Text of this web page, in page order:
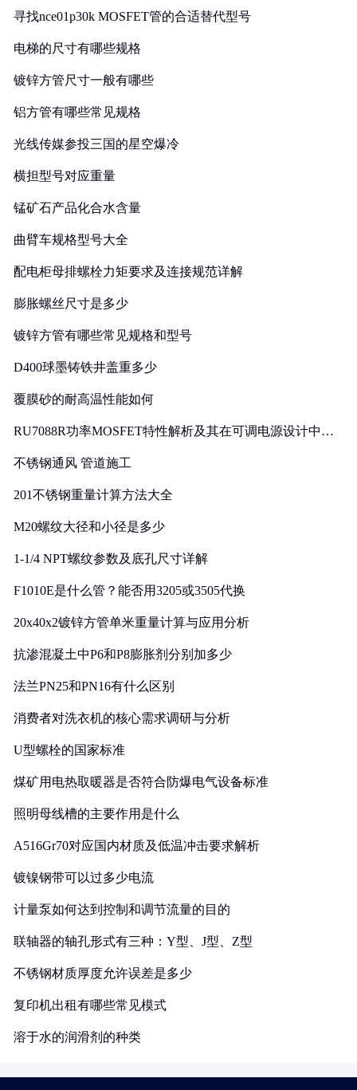
寻找nce01p30k MOSFET管的合适替代型号
电梯的尺寸有哪些规格
镀锌方管尺寸一般有哪些
铝方管有哪些常见规格
光线传媒参投三国的星空爆冷
横担型号对应重量
锰矿石产品化合水含量
曲臂车规格型号大全
配电柜母排螺栓力矩要求及连接规范详解
膨胀螺丝尺寸是多少
镀锌方管有哪些常见规格和型号
D400球墨铸铁井盖重多少
覆膜砂的耐高温性能如何
RU7088R功率MOSFET特性解析及其在可调电源设计中的
不锈钢通风 管道施工
201不锈钢重量计算方法大全
M20螺纹大径和小径是多少
1-1/4 NPT螺纹参数及底孔尺寸详解
F1010E是什么管？能否用3205或3505代换
20x40x2镀锌方管单米重量计算与应用分析
抗渗混凝土中P6和P8膨胀剂分别加多少
法兰PN25和PN16有什么区别
消费者对洗衣机的核心需求调研与分析
U型螺栓的国家标准
煤矿用电热取暖器是否符合防爆电气设备标准
照明母线槽的主要作用是什么
A516Gr70对应国内材质及低温冲击要求解析
镀镍钢带可以过多少电流
计量泵如何达到控制和调节流量的目的
联轴器的轴孔形式有三种：Y型、J型、Z型
不锈钢材质厚度允许误差是多少
复印机出租有哪些常见模式
溶于水的润滑剂的种类